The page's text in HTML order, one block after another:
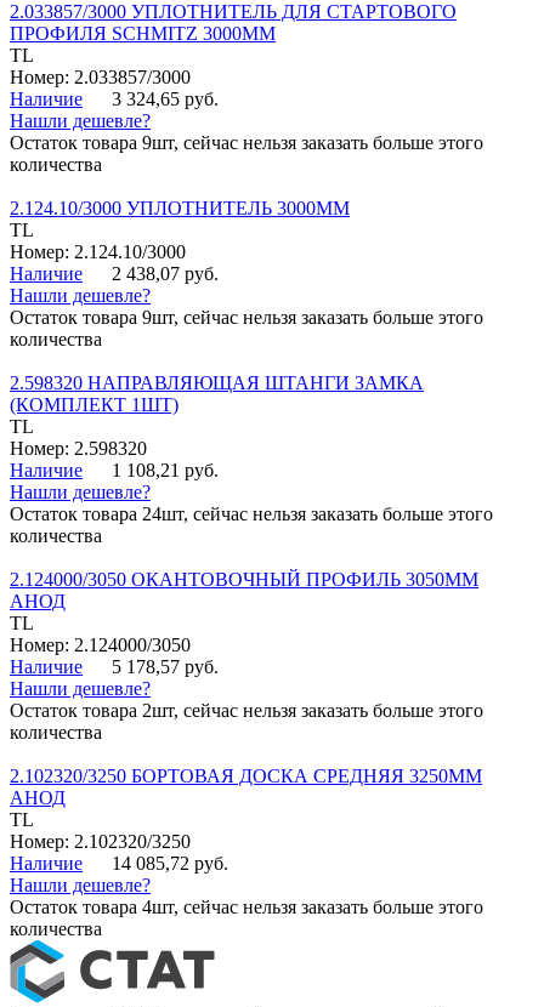
2.033857/3000 УПЛОТНИТЕЛЬ ДЛЯ СТАРТОВОГО
ПРОФИЛЯ SCHMITZ 3000ММ
TL
Номер: 2.033857/3000
Наличие
3 324,65 руб.
Нашли дешевле?
Остаток товара 9шт, сейчас нельзя заказать больше этого
количества
2.124.10/3000 УПЛОТНИТЕЛЬ 3000ММ
TL
Номер: 2.124.10/3000
Наличие
2 438,07 руб.
Нашли дешевле?
Остаток товара 9шт, сейчас нельзя заказать больше этого
количества
2.598320 НАПРАВЛЯЮЩАЯ ШТАНГИ ЗАМКА
(КОМПЛЕКТ 1ШТ)
TL
Номер: 2.598320
Наличие
1 108,21 руб.
Нашли дешевле?
Остаток товара 24шт, сейчас нельзя заказать больше этого
количества
2.124000/3050 ОКАНТОВОЧНЫЙ ПРОФИЛЬ 3050ММ
АНОД
TL
Номер: 2.124000/3050
Наличие
5 178,57 руб.
Нашли дешевле?
Остаток товара 2шт, сейчас нельзя заказать больше этого
количества
2.102320/3250 БОРТОВАЯ ДОСКА СРЕДНЯЯ 3250ММ
АНОД
TL
Номер: 2.102320/3250
Наличие
14 085,72 руб.
Нашли дешевле?
Остаток товара 4шт, сейчас нельзя заказать больше этого
количества